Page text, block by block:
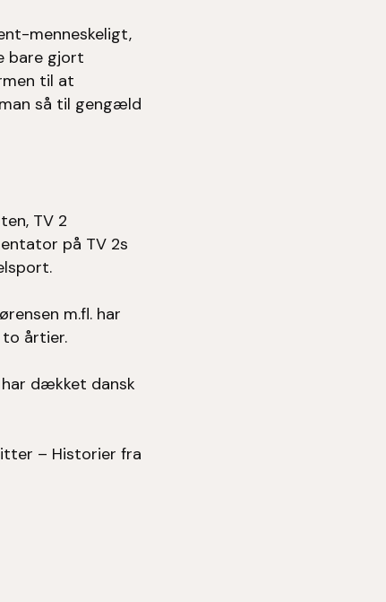
menneskeligt,
bare gjort
til at
så til gengæld
TV 2
på TV 2s
m.fl. har
årtier.
har dækket dansk
– Historier fra